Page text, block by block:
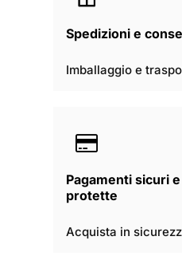
Spedizioni e
Imballaggio e
Pagamenti sicuri
protette
Acquista in